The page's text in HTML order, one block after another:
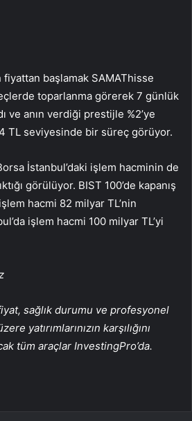
fiyattan başlamak SAMAThisse
toparlanma görerek 7 günlük
ve anın verdiği prestijle %2’ye
TL seviyesinde bir süreç görüyor.
İstanbul’daki işlem hacminin de
görülüyor. BIST 100’de kapanış
hacmi 82 milyar TL’nin
işlem hacmi 100 milyar TL’yi
sağlık durumu ve profesyonel
yatırımlarınızın karşılığını
tüm araçlar InvestingPro’da.